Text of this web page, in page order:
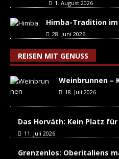
1. August 2026
Himba-Tradition
28. Juni 2026
REISEN MIT GENUSS
Weinbrunnen –
18. Juli 2026
Das Horváth: Kein Platz
11. Juli 2026
Grenzenlos: Oberitaliens